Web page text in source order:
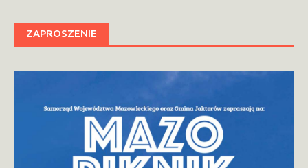
ZAPROSZENIE